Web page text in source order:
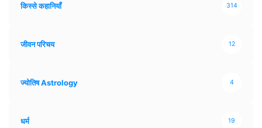
किस्से कहानियाँ 314
जीवन परिचय 12
ज्योतिष Astrology 4
धर्म 19